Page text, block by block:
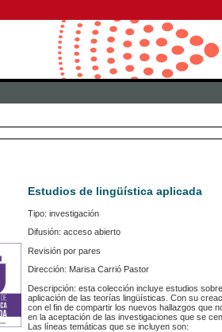
Estudios de lingüística aplicada
Tipo: investigación
Difusión: acceso abierto
Revisión por pares
Dirección: Marisa Carrió Pastor
Descripción: esta colección incluye estudios
aplicación de las teorías lingüísticas. Con su
con el fin de compartir los nuevos hallazgos que
en la aceptación de las investigaciones que se
Las líneas temáticas que se incluyen son: